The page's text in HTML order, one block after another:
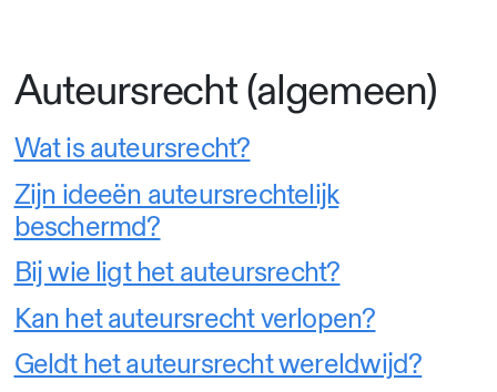
Auteursrecht (algemeen)
Wat is auteursrecht?
Zijn ideeën auteursrechtelijk
beschermd?
Bij wie ligt het auteursrecht?
Kan het auteursrecht verlopen?
Geldt het auteursrecht wereldwijd?